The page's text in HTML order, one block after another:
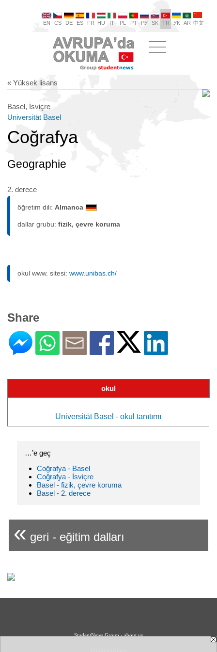
EN CS DE ES FR HU IT PL PT РУ SK TR УК AR 中文
« Yüksek lisans
Basel, İsviçre
Universität Basel
Coğrafya
Geographie
2. derece
öğretim dili: Almanca
dallar grubu: fizik, çevre koruma
okul www. sitesi: www.unibas.ch/
Share
okul
Universität Basel - okul tanıtımı
…’e geç
Coğrafya - Basel
Coğrafya - İsviçre
Basel - fizik, çevre koruma
Basel - 2. derece
« geri - eğitim dalları
StudentNews Group - about us